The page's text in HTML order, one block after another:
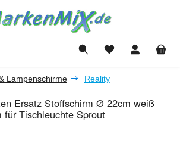
Du hast 0 Produkte
Lampenschirme Reality
Ersatz Stoffschirm Ø 22cm weiß
für Tischleuchte Sprout